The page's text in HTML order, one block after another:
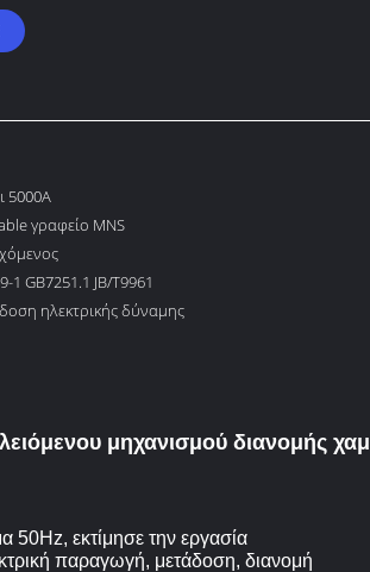
5000A
γραφείο MNS
1 GB7251.1 JB/T9961
ηλεκτρικής δύναμης
μηχανισμού διανομής
50Hz, εκτίμησε την εργασία
παραγωγή, μετάδοση, διανομή